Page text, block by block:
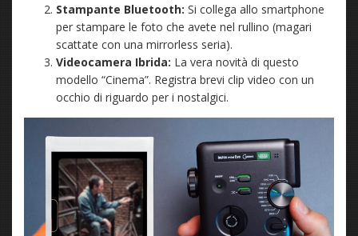
Stampante Bluetooth: Si collega allo smartphone
per stampare le foto che avete nel rullino (magari
scattate con una mirrorless seria).
Videocamera Ibrida: La vera novità di questo
modello “Cinema”. Registra brevi clip video con un
occhio di riguardo per i nostalgici.